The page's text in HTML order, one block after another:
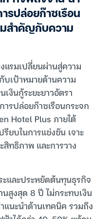
รปล่อยก๊าซเรือน
มสำคัญกับความ
แรมเปลี่ยนผ่านสู่ความ
บเป้าหมายด้านความ
งินกู้ระยะยาวอัตรา
รปล่อยก๊าซเรือนกระจก
Hotel Plus ภายใต้
ยบในการแข่งขัน เจาะ
ทธิภาพ และการวาง
และประหยัดต้นทุนธุรกิจ
นสูงสุด 8 ปี ไม่กระทบเงิน
นะนำด้านเทคนิค รวมถึง